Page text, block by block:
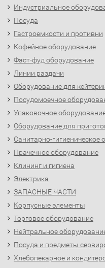
Индустриальное
Посуда
Гастроемкости и противни
Кофейное оборудование
Фаст-фуд оборудование
Линии раздачи
Оборудование для
Посудомоечное
Упаковочное
Оборудование для
Санитарно-гигиеническое
Прачечное оборудование
Клининг и гигиена
Электрика
ЗАПАСНЫЕ ЧАСТИ
Корпусные элементы
Торговое оборудование
Нейтральное
Посуда и предметы
Хлебопекарное и